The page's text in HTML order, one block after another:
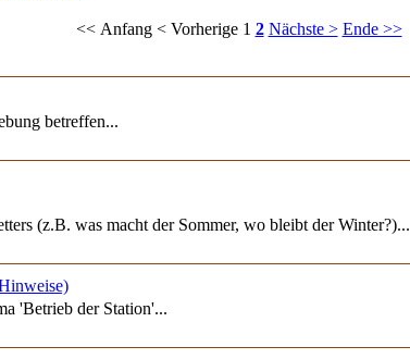
<< Anfang < Vorherige 1 2 Nächste > Ende >>
betreffen...
(z.B. was macht der Sommer, wo bleibt der Winter?)...
'Betrieb der Station'...